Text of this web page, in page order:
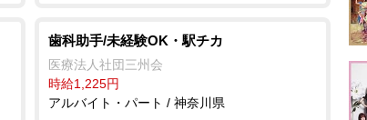
歯科助手/未経験OK・駅チカ
医療法人社団三州会
時給1,225円
アルバイト・パート / 神奈川県